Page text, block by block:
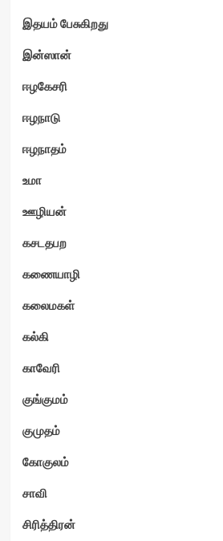
இதயம் பேசுகிறது
இன்ஸான்
ஈழகேசரி
ஈழநாடு
ஈழநாதம்
உமா
ஊழியன்
கசடதபற
கணையாழி
கலைமகள்
கல்கி
காவேரி
குங்குமம்
குமுதம்
கோகுலம்
சாவி
சிரித்திரன்